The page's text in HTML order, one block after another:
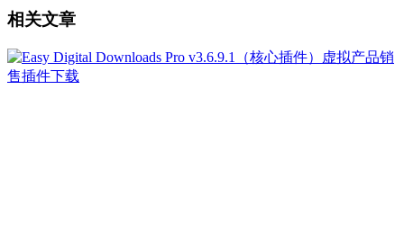
相关文章